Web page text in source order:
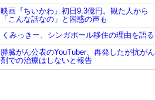
映画『ちいかわ』初日9.3億円。観た人から
「こんな話なの」と困惑の声も
くみっきー、シンガポール移住の理由を語る
膵臓がん公表のYouTuber、再発したが抗がん
剤での治療はしないと報告